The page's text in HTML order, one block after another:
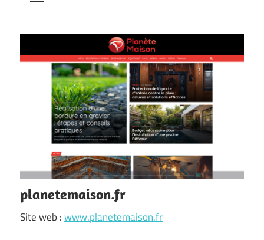
planetemaison.fr
Site web :www.planetemaison.fr